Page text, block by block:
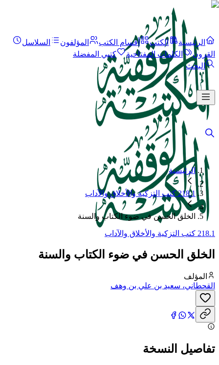
الرئيسية الكتب أقسام الكتب المؤلفون
السلاسل
القرون
الكلمات المفتاحية
كتبي المفضلة
البحث
الرئيسية
218.1 كتب التزكية والأخلاق والآداب
الخلق الحسن في ضوء الكتاب والسنة
218.1 كتب التزكية والأخلاق والآداب
الخلق الحسن في ضوء الكتاب والسنة
المؤلف
القحطاني، سعيد بن علي بن وهف
تفاصيل النسخة